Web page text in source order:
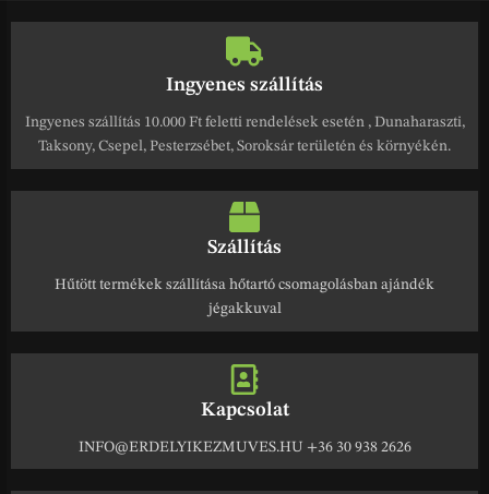
Ingyenes szállítás
Ingyenes szállítás 10.000 Ft feletti rendelések esetén , Dunaharaszti,
Taksony, Csepel, Pesterzsébet, Soroksár területén és környékén.
Szállítás
Hűtött termékek szállítása hőtartó csomagolásban ajándék
jégakkuval
Kapcsolat
INFO@ERDELYIKEZMUVES.HU +36 30 938 2626